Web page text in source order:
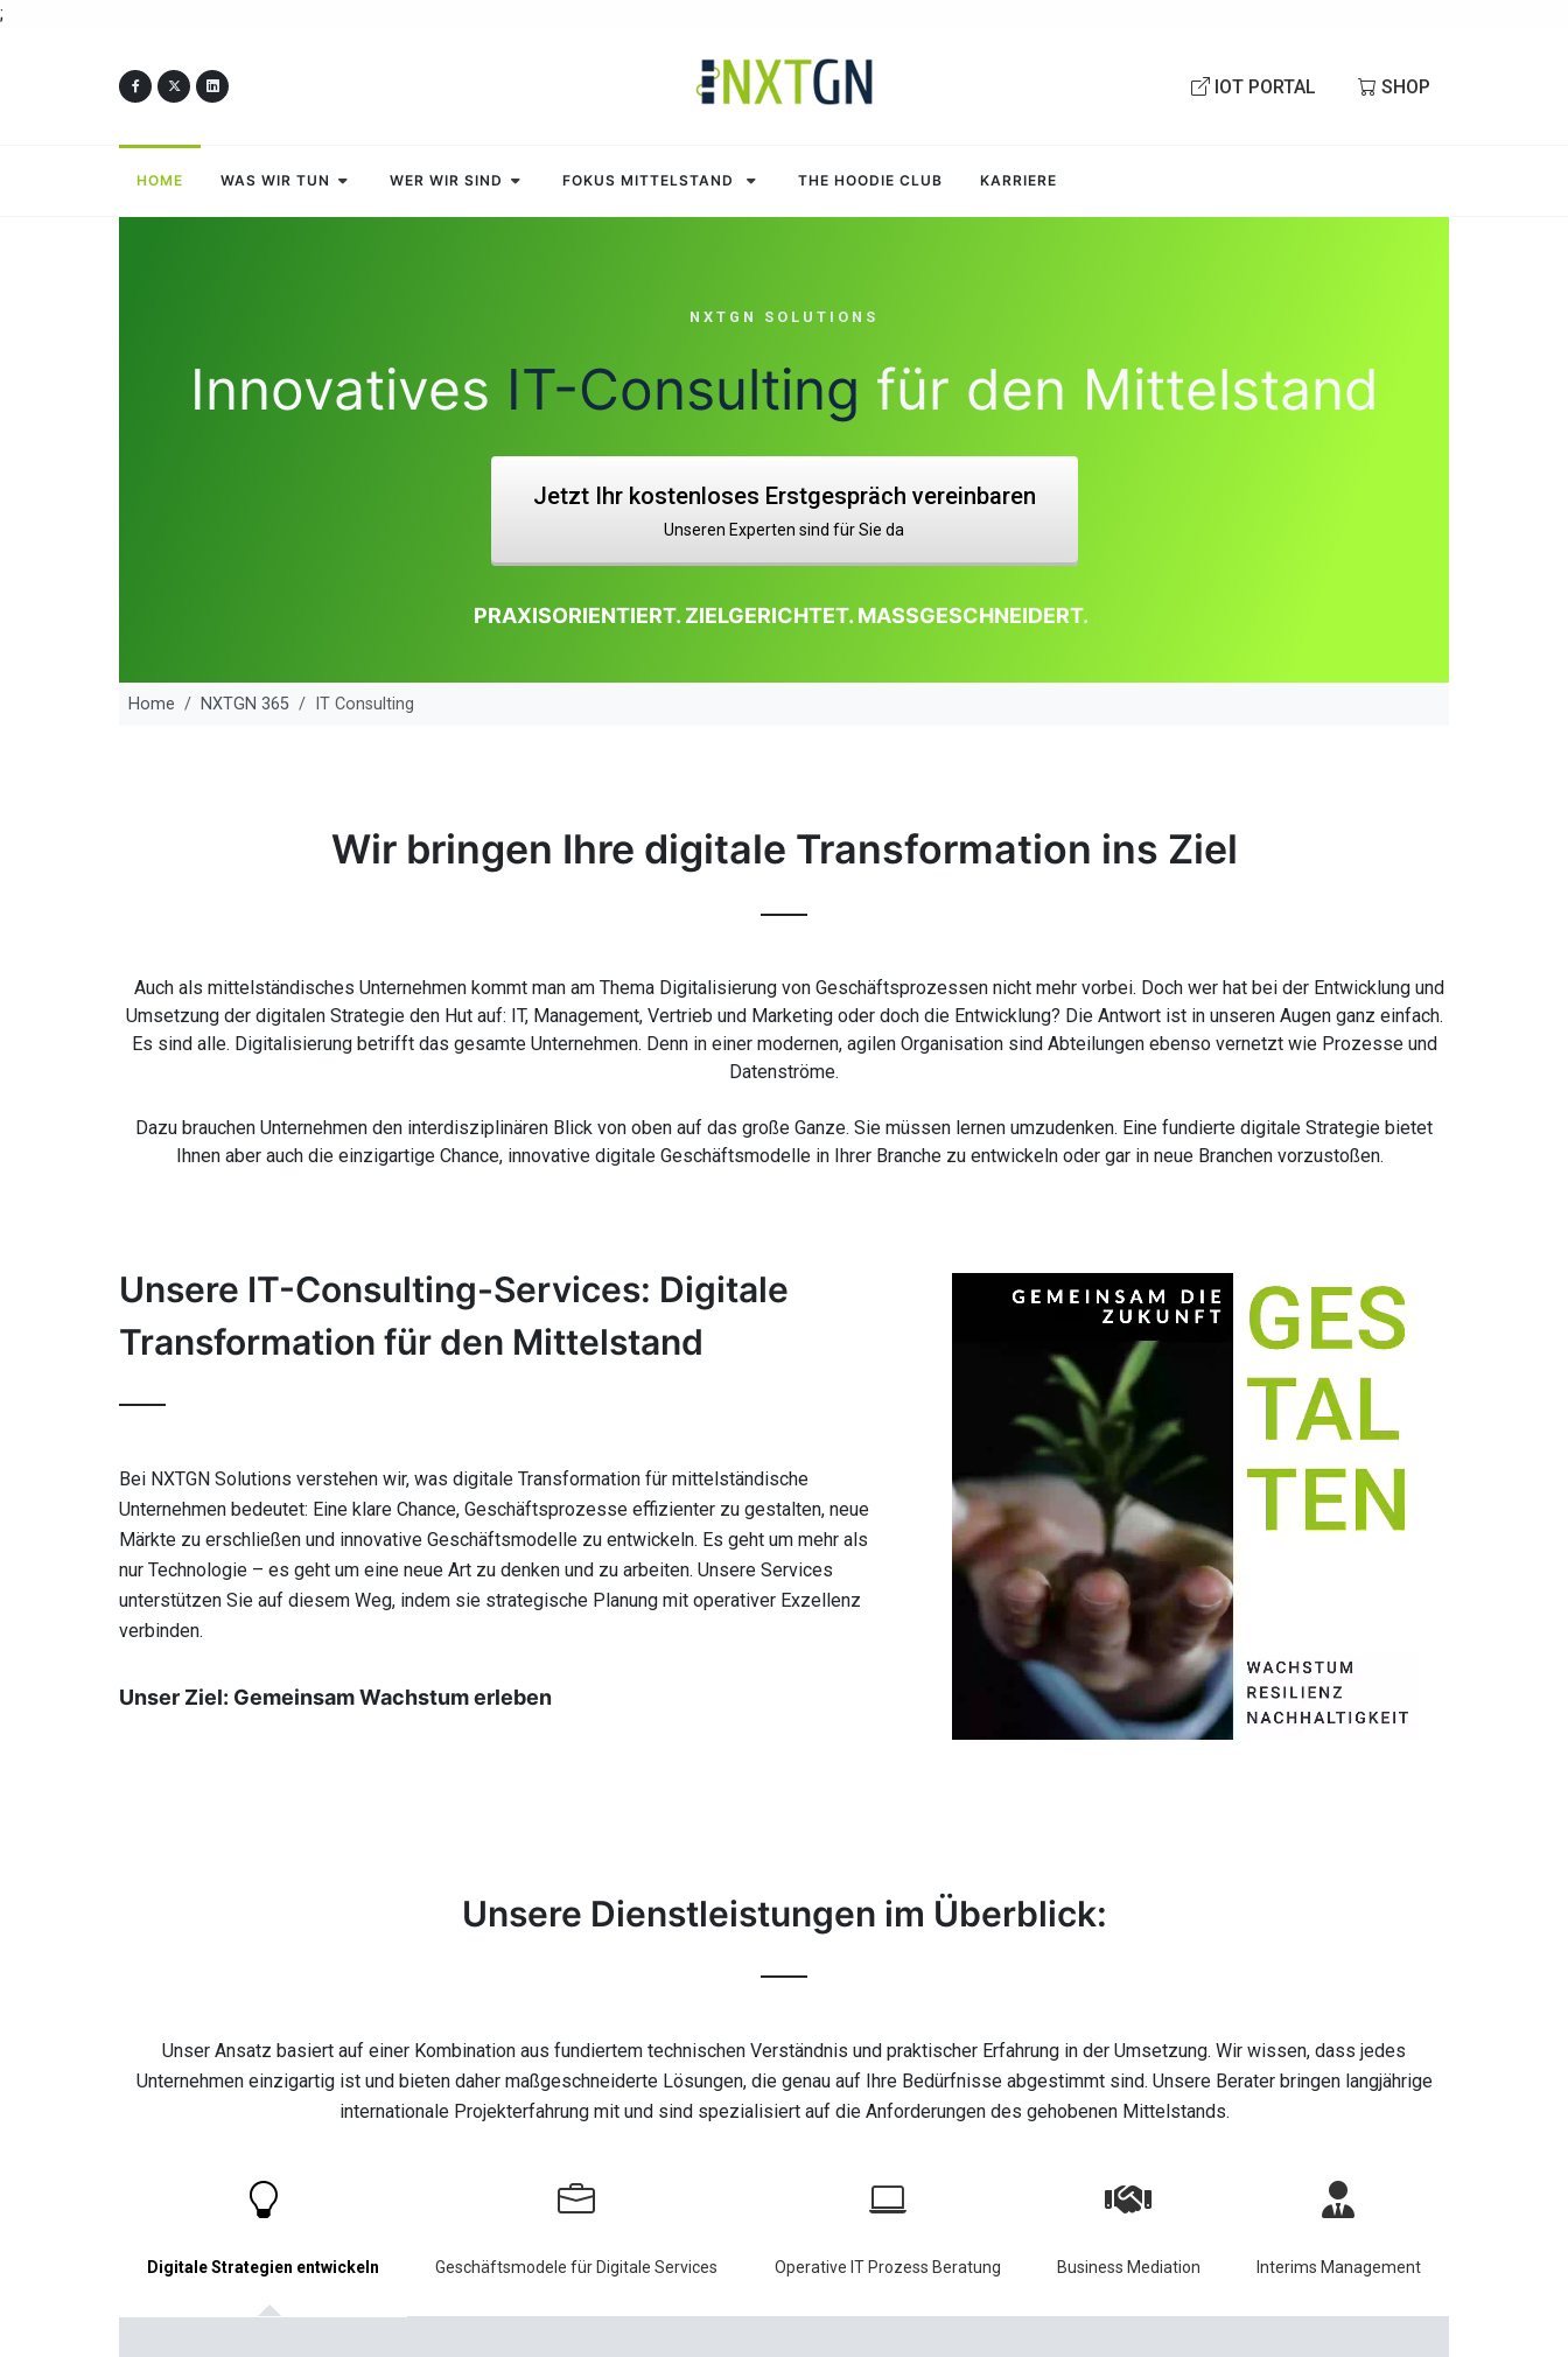
;
IOT PORTAL SHOP
HOME WAS WIR TUN WER WIR SIND FOKUS MITTELSTAND THE HOODIE CLUB KARRIERE
NXTGN SOLUTIONS
Innovatives IT-Consulting für den Mittelstand
Jetzt Ihr kostenloses Erstgespräch vereinbaren
Unseren Experten sind für Sie da
PRAXISORIENTIERT. ZIELGERICHTET. MASSGESCHNEIDERT.
Home NXTGN 365 IT Consulting
Wir bringen Ihre digitale Transformation ins Ziel
Auch als mittelständisches Unternehmen kommt man am Thema Digitalisierung von Geschäftsprozessen nicht mehr vorbei. Doch wer hat bei der Entwicklung und
Umsetzung der digitalen Strategie den Hut auf: IT, Management, Vertrieb und Marketing oder doch die Entwicklung? Die Antwort ist in unseren Augen ganz einfach.
Es sind alle. Digitalisierung betrifft das gesamte Unternehmen. Denn in einer modernen, agilen Organisation sind Abteilungen ebenso vernetzt wie Prozesse und
Datenströme.
Dazu brauchen Unternehmen den interdisziplinären Blick von oben auf das große Ganze. Sie müssen lernen umzudenken. Eine fundierte digitale Strategie bietet
Ihnen aber auch die einzigartige Chance, innovative digitale Geschäftsmodelle in Ihrer Branche zu entwickeln oder gar in neue Branchen vorzustoßen.
Unsere IT-Consulting-Services: Digitale
Transformation für den Mittelstand
Bei NXTGN Solutions verstehen wir, was digitale Transformation für mittelständische
Unternehmen bedeutet: Eine klare Chance, Geschäftsprozesse effizienter zu gestalten, neue
Märkte zu erschließen und innovative Geschäftsmodelle zu entwickeln. Es geht um mehr als
nur Technologie – es geht um eine neue Art zu denken und zu arbeiten. Unsere Services
unterstützen Sie auf diesem Weg, indem sie strategische Planung mit operativer Exzellenz
verbinden.
Unser Ziel: Gemeinsam Wachstum erleben
Unsere Dienstleistungen im Überblick:
Unser Ansatz basiert auf einer Kombination aus fundiertem technischen Verständnis und praktischer Erfahrung in der Umsetzung. Wir wissen, dass jedes
Unternehmen einzigartig ist und bieten daher maßgeschneiderte Lösungen, die genau auf Ihre Bedürfnisse abgestimmt sind. Unsere Berater bringen langjährige
internationale Projekterfahrung mit und sind spezialisiert auf die Anforderungen des gehobenen Mittelstands.
Digitale Strategien entwickeln Geschäftsmodele für Digitale Services Operative IT Prozess Beratung Business Mediation Interims Management